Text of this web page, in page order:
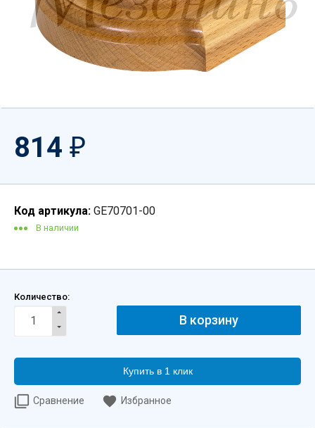
814 ₽
Код артикула: GE70701-00
В наличии
Количество:
Купить в 1 клик
Сравнение Избранное